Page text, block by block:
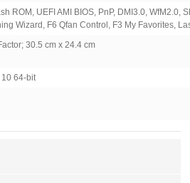
ROM, UEFI AMI BIOS, PnP, DMI3.0, WfM2.0,
Wizard, F6 Qfan Control, F3 My Favorites,
30.5 cm x 24.4 cm
64-bit